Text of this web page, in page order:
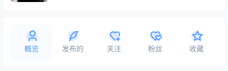
概览 发布的 关注 粉丝 收藏